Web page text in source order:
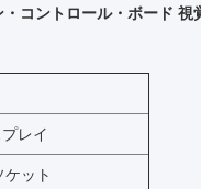
コントロール・ボード 視
レイ
ット